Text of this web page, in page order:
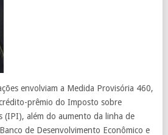
envolviam a Medida Provisória 460,
prêmio do Imposto sobre
(IPI), além do aumento da linha de
de Desenvolvimento Econômico e